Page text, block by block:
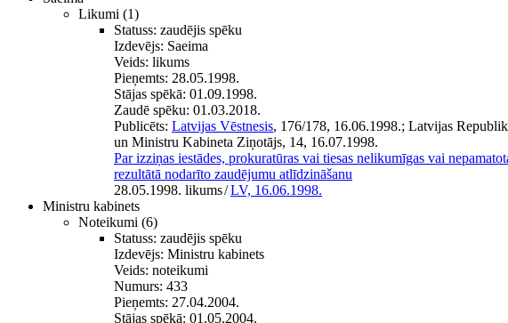
Likumi (1)
Statuss: zaudējis spēku
Izdevējs: Saeima
Veids: likums
Pieņemts: 28.05.1998.
Stājas spēkā: 01.09.1998.
Zaudē spēku: 01.03.2018.
Publicēts: Latvijas Vēstnesis, 176/178, 16.06.1998.; Latvijas
un Ministru Kabineta Ziņotājs, 14, 16.07.1998.
Par izziņas iestādes, prokuratūras vai tiesas nelikumīgas vai
rezultātā nodarīto zaudējumu atlīdzināšanu
28.05.1998. likums/LV, 16.06.1998.
Ministru kabinets
Noteikumi (6)
Statuss: zaudējis spēku
Izdevējs: Ministru kabinets
Veids: noteikumi
Numurs: 433
Pieņemts: 27.04.2004.
Stājas spēkā: 01.05.2004.